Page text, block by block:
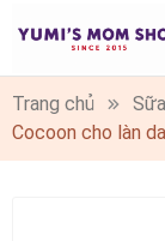
0
Trang chủ
Cocoon cho làn